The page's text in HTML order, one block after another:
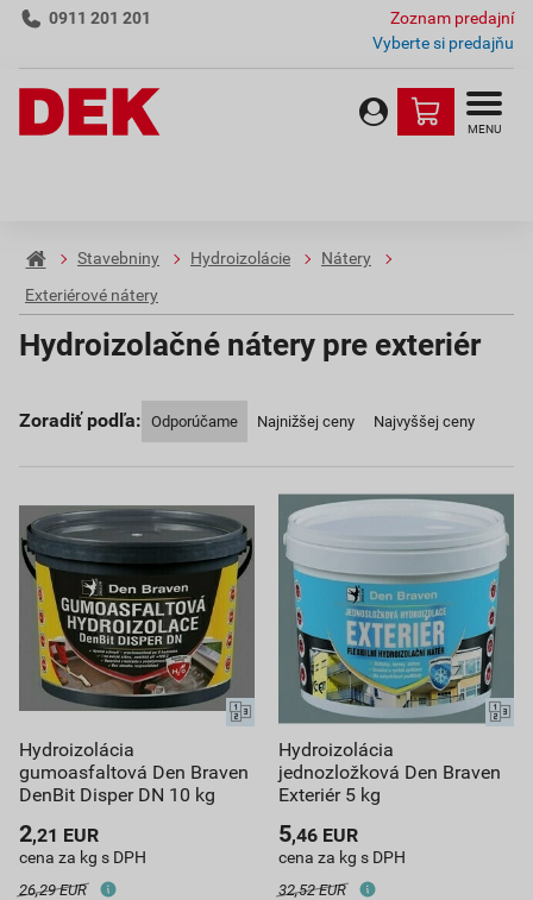
0911 201 201
Zoznam predajní
Vyberte si predajňu
MENU
Stavebniny Hydroizolácie
Nátery
Exteriérové nátery
Hydroizolačné nátery pre exteriér
Zoradiť podľa: Odporúčame Najnižšej ceny Najvyššej ceny
Hydroizolácia
gumoasfaltová Den Braven
DenBit Disper DN 10 kg
2,21 EUR
cena za kg s DPH
26,29 EUR
Hydroizolácia
jednozložková Den Braven
Exteriér 5 kg
5,46 EUR
cena za kg s DPH
32,52 EUR